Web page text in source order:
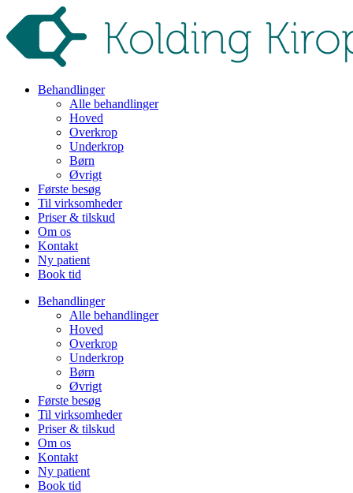
Behandlinger
Alle behandlinger
Hoved
Overkrop
Underkrop
Børn
Øvrigt
Første besøg
Til virksomheder
Priser & tilskud
Om os
Kontakt
Ny patient
Book tid
Behandlinger
Alle behandlinger
Hoved
Overkrop
Underkrop
Børn
Øvrigt
Første besøg
Til virksomheder
Priser & tilskud
Om os
Kontakt
Ny patient
Book tid